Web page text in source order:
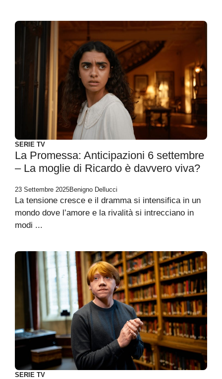
SERIE TV
La Promessa: Anticipazioni 6 settembre
– La moglie di Ricardo è davvero viva?
23 Settembre 2025Benigno Dellucci
La tensione cresce e il dramma si intensifica in un
mondo dove l’amore e la rivalità si intrecciano in
modi ...
SERIE TV